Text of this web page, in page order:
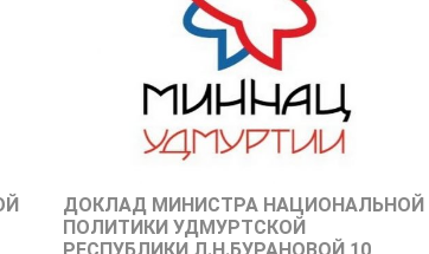
ДОКЛАД МИНИСТРА НАЦИОНАЛЬНОЙ
ПОЛИТИКИ УДМУРТСКОЙ